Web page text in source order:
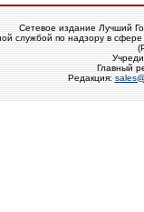
Сетевое издание Лучший
службой по надзору в
Главный
Редакция: